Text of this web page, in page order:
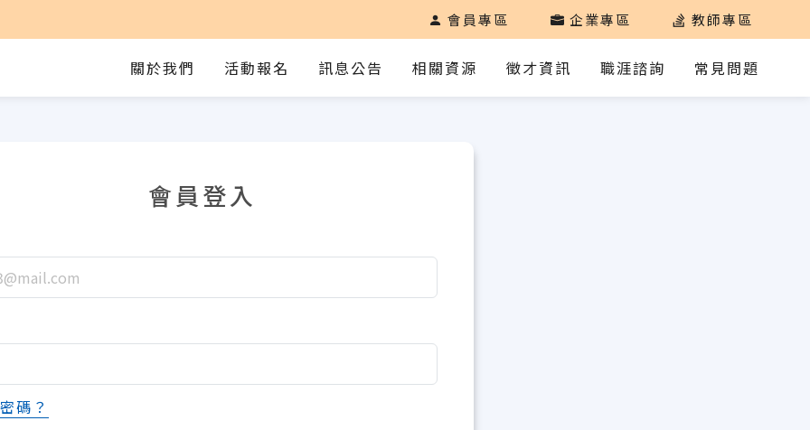
會員專區 企業專區 教師專區
關於我們 活動報名 訊息公告 相關資源 徵才資訊 職涯諮詢 常見問題
會員登入
碼？